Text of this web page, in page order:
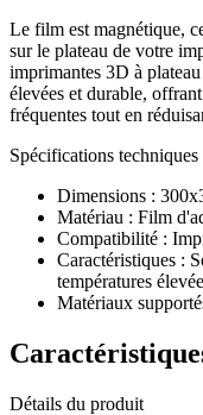
Le film est magnétique,
sur le plateau de votre
imprimantes 3D à
élevées et durable,
fréquentes tout en
Spécifications techniques
Dimensions :
Matériau : Film
Compatibilité :
Caractéristiques :
températures
Matériaux
Détails du produit